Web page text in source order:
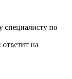
специалисту по
на